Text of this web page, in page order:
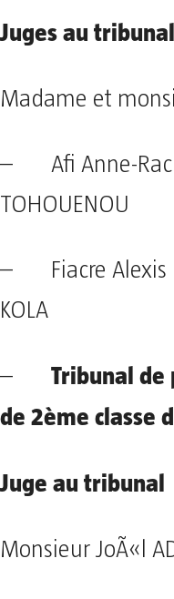
Juges au tribunal
Madame et
– Afi Anne-
TOHOUENOU
– Fiacre Alexis
KOLA
– Tribunal de
de 2ème classe
Juge au tribunal
Monsieur JoÃ«l